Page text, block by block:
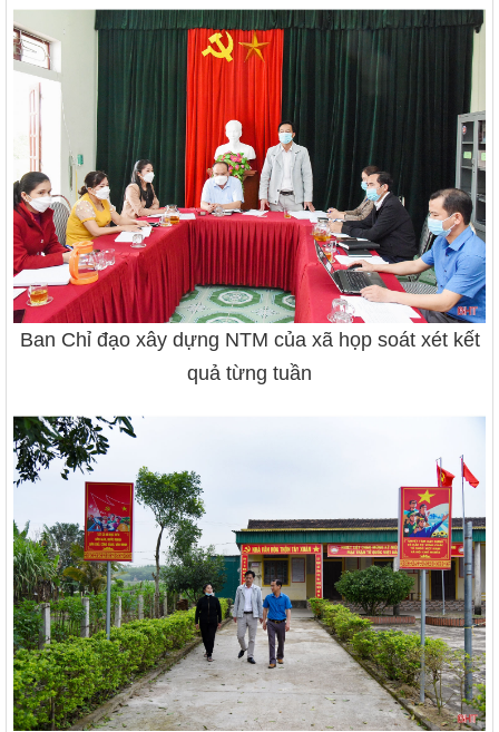
Ban Chỉ đạo xây dựng NTM của xã họp soát xét kết
quả từng tuần